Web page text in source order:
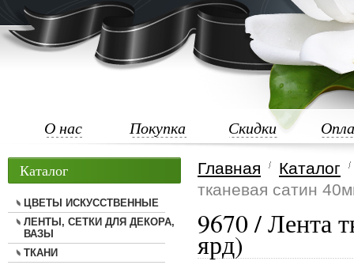
О нас Покупка Скидки
Главная
Каталог
тканевая сатин
9670 / Лента
ярд)
Каталог
ЦВЕТЫ ИСКУССТВЕННЫЕ
ЛЕНТЫ, СЕТКИ ДЛЯ ДЕКОРА,
ВАЗЫ
ТКАНИ